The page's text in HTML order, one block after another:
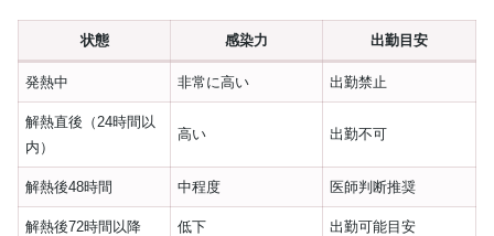
状態 感染力 出勤目安
発熱中 非常に高い 出勤禁止
解熱直後（24時間以
内）
高い 出勤不可
解熱後48時間 中程度 医師判断推奨
解熱後72時間以降 低下 出勤可能目安